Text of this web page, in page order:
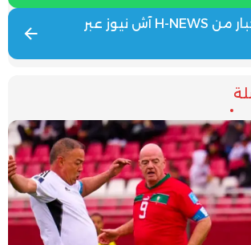
تابع آخر الأخبار من H-NEWS آش نيوز عبر